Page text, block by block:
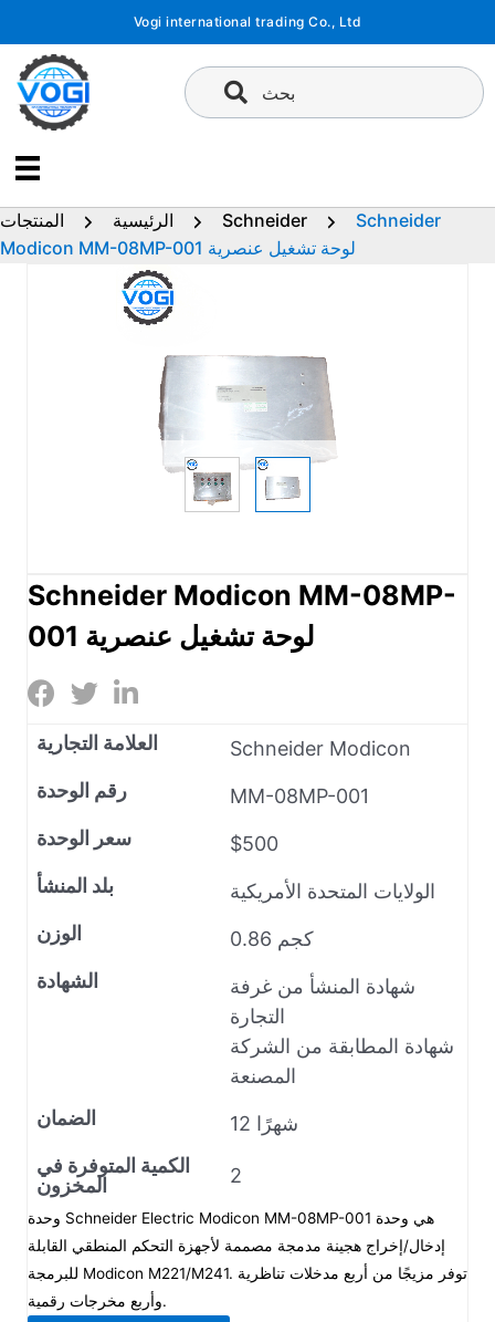
المحتوى
Vogi international trading Co., Ltd
بحث
الرئيسية المنتجات Schneider
Schneider
Modicon MM-08MP-001 لوحة تشغيل عنصرية
Schneider Modicon MM-08MP-
001 لوحة تشغيل عنصرية
العلامة التجارية
Schneider Modicon
رقم الوحدة
MM-08MP-001
سعر الوحدة
$500
بلد المنشأ
الولايات المتحدة الأمريكية
الوزن
0.86 كجم
الشهادة
شهادة المنشأ من غرفة
التجارة
شهادة المطابقة من الشركة
المصنعة
الضمان
12 شهرًا
الكمية المتوفرة في
المخزون
2
وحدة Schneider Electric Modicon MM-08MP-001 هي وحدة
إدخال/إخراج هجينة مدمجة مصممة لأجهزة التحكم المنطقي القابلة
للبرمجة Modicon M221/M241. توفر مزيجًا من أربع مدخلات تناظرية
وأربع مخرجات رقمية.